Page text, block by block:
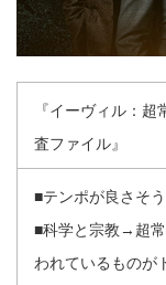
『イーヴィル：超
査ファイル』
■テンポが良さそう
■科学と宗教→超
われているものが